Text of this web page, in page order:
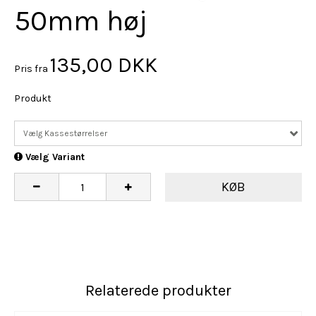
50mm høj
Pris fra 135,00 DKK
Produkt
Vælg Kassestørrelser
Vælg Variant
KØB
Relaterede produkter